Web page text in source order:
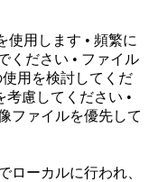
使用します • 頻繁に
ください • ファイル
用を検討してくだ
考慮してください •
ファイルを優先して
ローカルに行われ、